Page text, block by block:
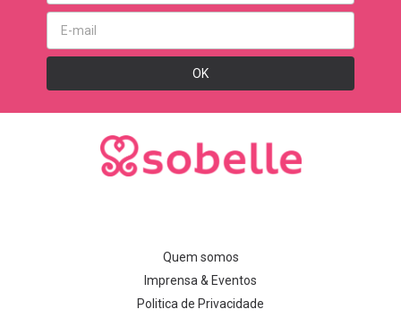
Quem somos
Imprensa & Eventos
Politica de Privacidade